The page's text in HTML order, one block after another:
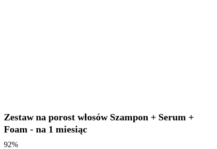
Zestaw na porost włosów Szampon + Serum +
Foam - na 1 miesiąc
92%